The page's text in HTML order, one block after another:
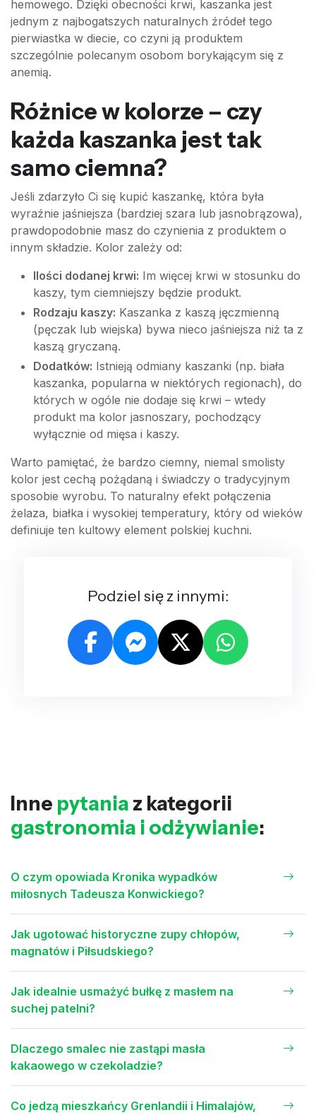
hemowego. Dzięki obecności krwi, kaszanka jest
jednym z najbogatszych naturalnych źródeł tego
pierwiastka w diecie, co czyni ją produktem
szczególnie polecanym osobom borykającym się z
anemią.
Różnice w kolorze – czy
każda kaszanka jest tak
samo ciemna?
Jeśli zdarzyło Ci się kupić kaszankę, która była
wyraźnie jaśniejsza (bardziej szara lub jasnobrązowa),
prawdopodobnie masz do czynienia z produktem o
innym składzie. Kolor zależy od:
Ilości dodanej krwi: Im więcej krwi w stosunku do
kaszy, tym ciemniejszy będzie produkt.
Rodzaju kaszy: Kaszanka z kaszą jęczmienną
(pęczak lub wiejska) bywa nieco jaśniejsza niż ta z
kaszą gryczaną.
Dodatków: Istnieją odmiany kaszanki (np. biała
kaszanka, popularna w niektórych regionach), do
których w ogóle nie dodaje się krwi – wtedy
produkt ma kolor jasnoszary, pochodzący
wyłącznie od mięsa i kaszy.
Warto pamiętać, że bardzo ciemny, niemal smolisty
kolor jest cechą pożądaną i świadczy o tradycyjnym
sposobie wyrobu. To naturalny efekt połączenia
żelaza, białka i wysokiej temperatury, który od wieków
definiuje ten kultowy element polskiej kuchni.
Podziel się z innymi:
Inne pytania z kategorii
gastronomia i odżywianie:
O czym opowiada Kronika wypadków
miłosnych Tadeusza Konwickiego?
Jak ugotować historyczne zupy chłopów,
magnatów i Piłsudskiego?
Jak idealnie usmażyć bułkę z masłem na
suchej patelni?
Dlaczego smalec nie zastąpi masła
kakaowego w czekoladzie?
Co jedzą mieszkańcy Grenlandii i Himalajów,